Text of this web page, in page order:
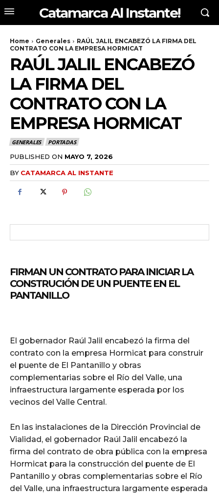
Catamarca Al Instante!
Home Generales
RAÚL JALIL ENCABEZÓ LA FIRMA DEL
CONTRATO CON LA EMPRESA HORMICAT
RAÚL JALIL ENCABEZÓ
LA FIRMA DEL
CONTRATO CON LA
EMPRESA HORMICAT
GENERALES PORTADAS
PUBLISHED ON MAYO 7, 2026
BY CATAMARCA AL INSTANTE
FIRMAN UN CONTRATO PARA INICIAR LA
CONSTRUCIÓN DE UN PUENTE EN EL
PANTANILLO
El gobernador Raúl Jalil encabezó la firma del
contrato con la empresa Hormicat para construir
el puente de El Pantanillo y obras
complementarias sobre el Río del Valle, una
infraestructura largamente esperada por los
vecinos del Valle Central.
En las instalaciones de la Dirección Provincial de
Vialidad, el gobernador Raúl Jalil encabezó la
firma del contrato de obra pública con la empresa
Hormicat para la construcción del puente de El
Pantanillo y obras complementarias sobre el Río
del Valle, una infraestructura largamente esperada